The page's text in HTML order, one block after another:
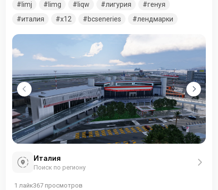
граничит с Францией. Известный французский город
Ницца находится недалеко от этого региона. В паке:
Генуя, аэропорт LIMG - Вилланова-д'Альбенга, аэропорт
LIQW - Сарзана-Луни. Для корректного отображения мода
расположите папки в
limj limg liqw лигурия
генуя
италия
x12 bcseneries лендмарки
Италия
Поиск по региону
1 лайк367 просмотров